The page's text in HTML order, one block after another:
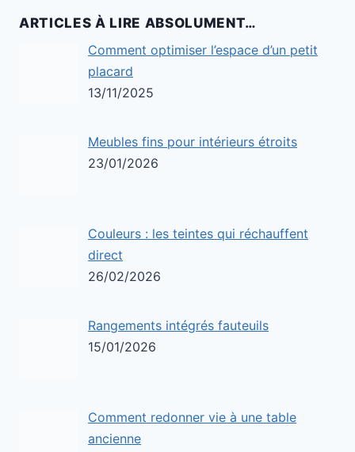
ARTICLES À LIRE ABSOLUMENT…
Comment optimiser l’espace d’un petit
placard
13/11/2025
Meubles fins pour intérieurs étroits
23/01/2026
Couleurs : les teintes qui réchauffent
direct
26/02/2026
Rangements intégrés fauteuils
15/01/2026
Comment redonner vie à une table
ancienne